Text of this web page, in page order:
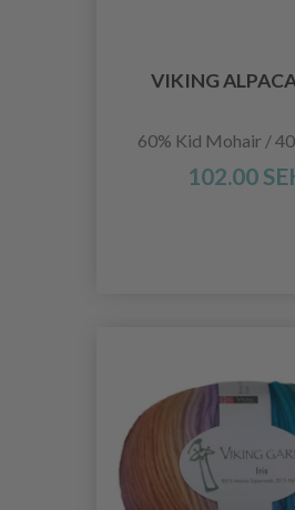
VIKING
60% Kid Mohair /
102.00